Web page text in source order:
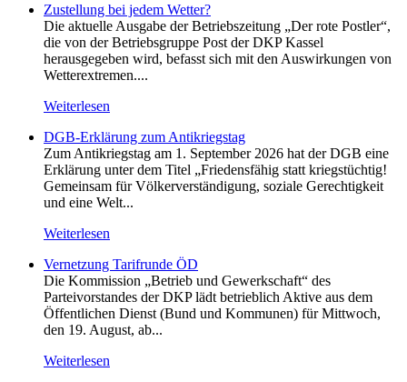
Zustellung bei jedem Wetter?
Die aktuelle Ausgabe der Betriebszeitung „Der rote Postler“,
die von der Betriebsgruppe Post der DKP Kassel
herausgegeben wird, befasst sich mit den Auswirkungen von
Wetterextremen....
Weiterlesen
DGB-Erklärung zum Antikriegstag
Zum Antikriegstag am 1. September 2026 hat der DGB eine
Erklärung unter dem Titel „Friedensfähig statt kriegstüchtig!
Gemeinsam für Völkerverständigung, soziale Gerechtigkeit
und eine Welt...
Weiterlesen
Vernetzung Tarifrunde ÖD
Die Kommission „Betrieb und Gewerkschaft“ des
Parteivorstandes der DKP lädt betrieblich Aktive aus dem
Öffentlichen Dienst (Bund und Kommunen) für Mittwoch,
den 19. August, ab...
Weiterlesen